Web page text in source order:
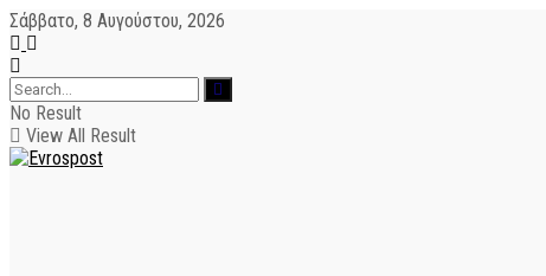
Σάββατο, 8 Αυγούστου, 2026
No Result
View All Result